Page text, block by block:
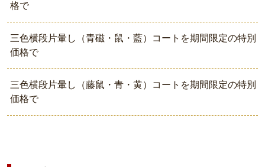
格で
三色横段片暈し（青磁・鼠・藍）コートを期間限定の特別
価格で
三色横段片暈し（藤鼠・青・黄）コートを期間限定の特別
価格で